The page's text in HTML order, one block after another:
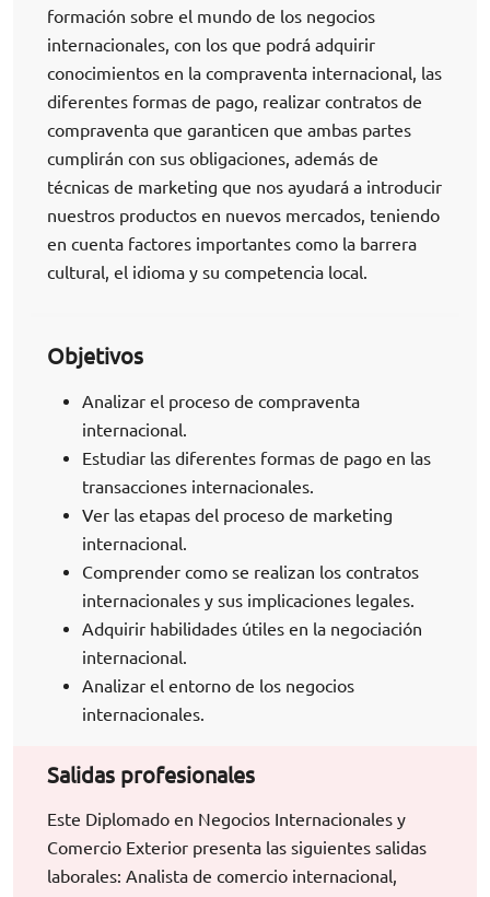
formación sobre el mundo de los negocios
internacionales, con los que podrá adquirir
conocimientos en la compraventa internacional, las
diferentes formas de pago, realizar contratos de
compraventa que garanticen que ambas partes
cumplirán con sus obligaciones, además de
técnicas de marketing que nos ayudará a introducir
nuestros productos en nuevos mercados, teniendo
en cuenta factores importantes como la barrera
cultural, el idioma y su competencia local.
Objetivos
Analizar el proceso de compraventa
internacional.
Estudiar las diferentes formas de pago en las
transacciones internacionales.
Ver las etapas del proceso de marketing
internacional.
Comprender como se realizan los contratos
internacionales y sus implicaciones legales.
Adquirir habilidades útiles en la negociación
internacional.
Analizar el entorno de los negocios
internacionales.
Salidas profesionales
Este Diplomado en Negocios Internacionales y
Comercio Exterior presenta las siguientes salidas
laborales: Analista de comercio internacional,